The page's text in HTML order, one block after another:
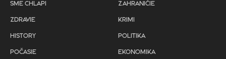
SME CHLAPI
ZDRAVIE
HISTORY
POČASIE
ZAHRANIČIE
KRIMI
POLITIKA
EKONOMIKA